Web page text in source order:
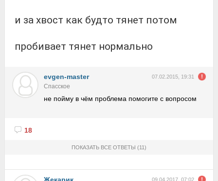
и за хвост как будто тянет потом
пробивает тянет нормально
evgen-master 07.02.2015, 19:31
Спасское
не пойму в чём проблема помогите с вопросом
18
ПОКАЗАТЬ ВСЕ ОТВЕТЫ (11)
09.04.2017, 07:02